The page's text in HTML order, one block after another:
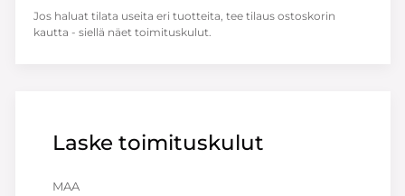
Laske toimituskulut
MAA
Jos haluat tilata useita eri tuotteita, tee tilaus ostoskorin
kautta - siellä näet toimituskulut.